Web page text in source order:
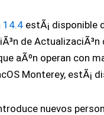
14.4 estÃ¡
de
aÃºn operan con
Monterey, estÃ¡
nuevos